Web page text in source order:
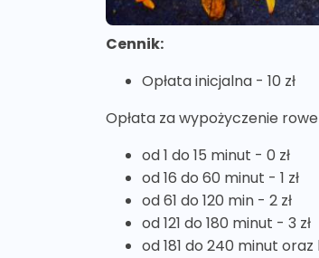
Cennik:
Opłata inicjalna - 10 zł
Opłata za wypożyczenie
od 1 do 15 minut - 0 zł
od 16 do 60 minut - 1 zł
od 61 do 120 min - 2 zł
od 121 do 180 minut - 3 zł
od 181 do 240 minut